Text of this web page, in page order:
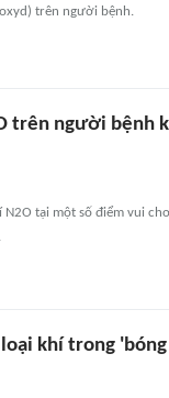
trên người bệnh.
trên người bệnh
N2O tại một số điểm vui
loại khí trong